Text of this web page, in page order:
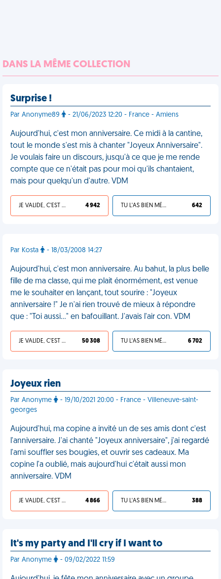
DANS LA MÊME COLLECTION
Surprise !
Par Anonyme89 - 21/06/2023 12:20 - France - Amiens
Aujourd'hui, c'est mon anniversaire. Ce midi à la cantine,
tout le monde s'est mis à chanter "Joyeux Anniversaire".
Je voulais faire un discours, jusqu'à ce que je me rende
compte que ce n'était pas pour moi qu'ils chantaient,
mais pour quelqu'un d'autre. VDM
JE VALIDE, C'EST UNE VDM 4 942 TU L'AS BIEN MÉRITÉ 642
Par Kosta - 18/03/2008 14:27
Aujourd'hui, c'est mon anniversaire. Au bahut, la plus belle
fille de ma classe, qui me plait énormément, est venue
me le souhaiter en lançant, tout sourire : "Joyeux
anniversaire !" Je n'ai rien trouvé de mieux à répondre
que : "Toi aussi..." en bafouillant. J'avais l'air con. VDM
JE VALIDE, C'EST UNE VDM 50 308 TU L'AS BIEN MÉRITÉ 6 702
Joyeux rien
Par Anonyme
- 19/10/2021 20:00 - France - Villeneuve-saint-
georges
Aujourd'hui, ma copine a invité un de ses amis dont c'est
l'anniversaire. J'ai chanté "Joyeux anniversaire", j'ai regardé
l'ami souffler ses bougies, et ouvrir ses cadeaux. Ma
copine l'a oublié, mais aujourd'hui c'était aussi mon
anniversaire. VDM
JE VALIDE, C'EST UNE VDM 4 866 TU L'AS BIEN MÉRITÉ 388
It's my party and I'll cry if I want to
Par Anonyme - 09/02/2022 11:59